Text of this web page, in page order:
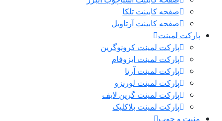
صفحه کابینت تلکا
صفحه کابینت آرتاویل
پارکت لمینت
پارکت لمینت کرونوگرین
پارکت لمینت ایزوفام
پارکت لمینت آرتا
پارکت لمینت لورنزو
پارکت لمینت گرین لایف
پارکت لمینت بلاکلیک
منبت و چوب